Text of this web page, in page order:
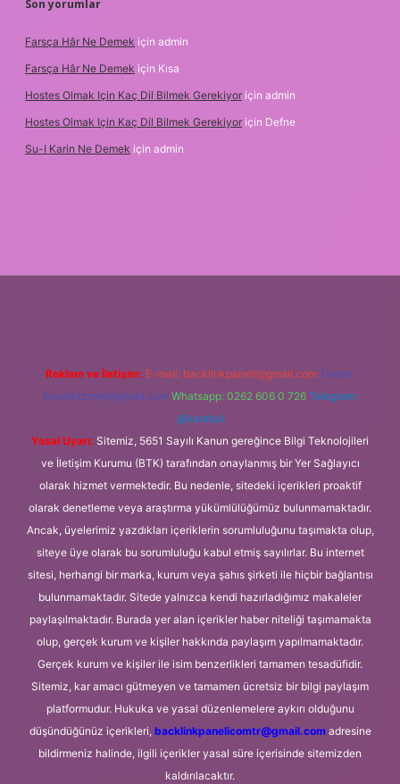
Son yorumlar
Farsça Hâr Ne Demek için admin
Farsça Hâr Ne Demek için Kısa
Hostes Olmak Için Kaç Dil Bilmek Gerekiyor için admin
Hostes Olmak Için Kaç Dil Bilmek Gerekiyor için Defne
Su-I Karin Ne Demek için admin
Reklam ve İletişim: E-mail: backlinkpaneli@gmail.com Teams:
forumhizmeti@gmail.com Whatsapp: 0262 606 0 726 Telegram:
@karabul
Yasal Uyarı: Sitemiz, 5651 Sayılı Kanun gereğince Bilgi Teknolojileri
ve İletişim Kurumu (BTK) tarafından onaylanmış bir Yer Sağlayıcı
olarak hizmet vermektedir. Bu nedenle, sitedeki içerikleri proaktif
olarak denetleme veya araştırma yükümlülüğümüz bulunmamaktadır.
Ancak, üyelerimiz yazdıkları içeriklerin sorumluluğunu taşımakta olup,
siteye üye olarak bu sorumluluğu kabul etmiş sayılırlar. Bu internet
sitesi, herhangi bir marka, kurum veya şahıs şirketi ile hiçbir bağlantısı
bulunmamaktadır. Sitede yalnızca kendi hazırladığımız makaleler
paylaşılmaktadır. Burada yer alan içerikler haber niteliği taşımamakta
olup, gerçek kurum ve kişiler hakkında paylaşım yapılmamaktadır.
Gerçek kurum ve kişiler ile isim benzerlikleri tamamen tesadüfidir.
Sitemiz, kar amacı gütmeyen ve tamamen ücretsiz bir bilgi paylaşım
platformudur. Hukuka ve yasal düzenlemelere aykırı olduğunu
düşündüğünüz içerikleri, backlinkpanelicomtr@gmail.comadresine
bildirmeniz halinde, ilgili içerikler yasal süre içerisinde sitemizden
kaldırılacaktır.